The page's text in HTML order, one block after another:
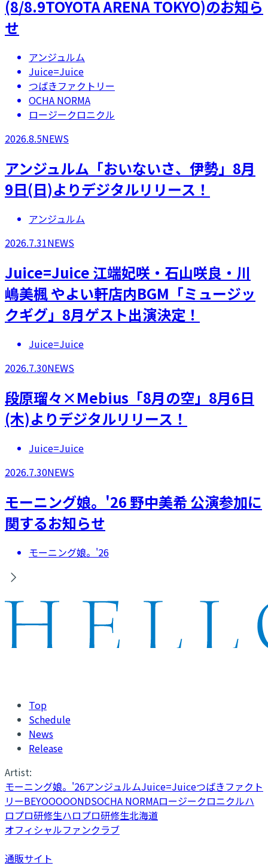
(8/8.9TOYOTA ARENA TOKYO)のお知ら
せ
アンジュルム
Juice=Juice
つばきファクトリー
OCHA NORMA
ロージークロニクル
2026.8.5NEWS
アンジュルム「おいないさ、伊勢」8月
9日(日)よりデジタルリリース！
アンジュルム
2026.7.31NEWS
Juice=Juice 江端妃咲・石山咲良・川
嶋美楓 やよい軒店内BGM「ミュージッ
クギグ」8月ゲスト出演決定！
Juice=Juice
2026.7.30NEWS
段原瑠々×Mebius「8月の空」8月6日
(木)よりデジタルリリース！
Juice=Juice
2026.7.30NEWS
モーニング娘。'26 野中美希 公演参加に
関するお知らせ
モーニング娘。'26
Top
Schedule
News
Release
Artist:
モーニング娘。'26アンジュルムJuice=Juiceつばきファクト
リーBEYOOOOONDSOCHA NORMAロージークロニクルハ
ロプロ研修生ハロプロ研修生北海道
オフィシャルファンクラブ
通販サイト